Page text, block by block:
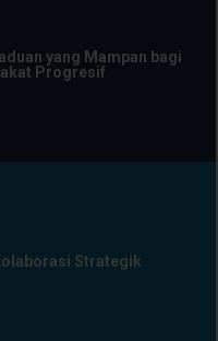
yang Mampan bagi
Progresif
Strategik